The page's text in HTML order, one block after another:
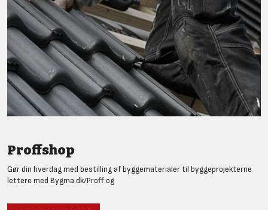
Proffshop
Gør din hverdag med bestilling af byggematerialer til byggeprojekterne
lettere med Bygma.dk/Proff og